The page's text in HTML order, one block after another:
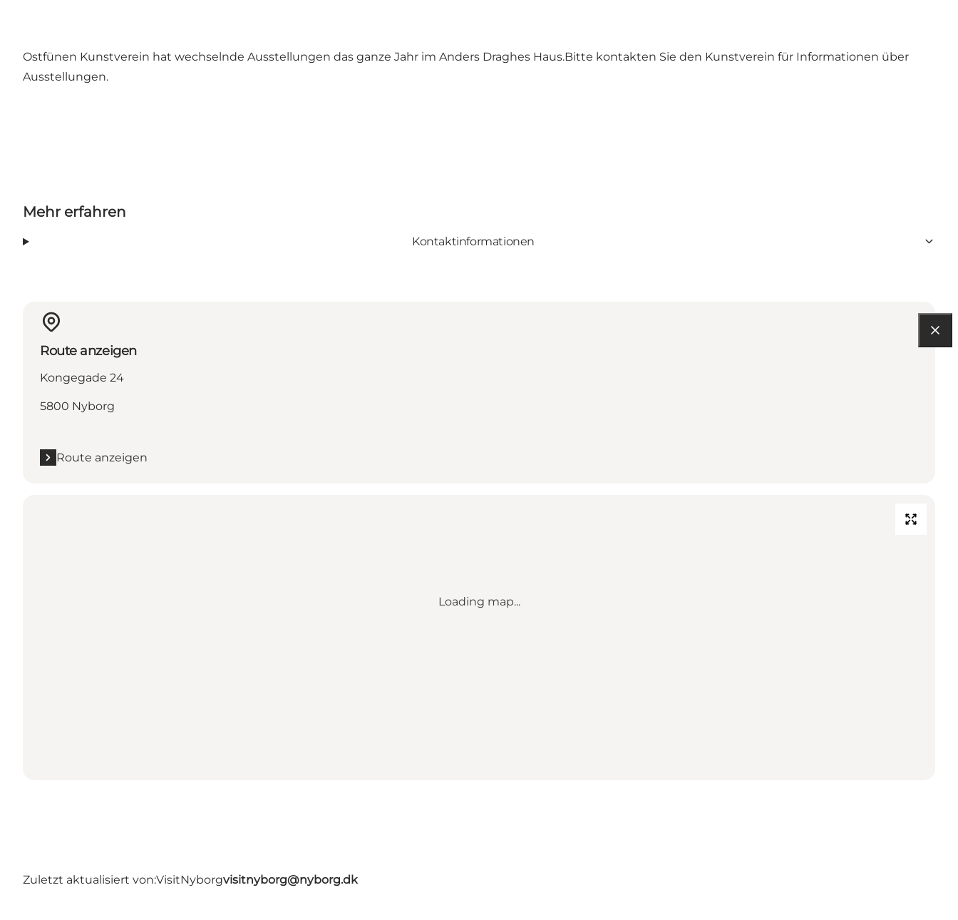
Ostfünen Kunstverein hat wechselnde Ausstellungen das ganze Jahr im Anders Draghes Haus.Bitte kontakten Sie den Kunstverein für Informationen über
Ausstellungen.
Mehr erfahren
Kontaktinformationen
Route anzeigen
Kongegade 24
5800 Nyborg
Route anzeigen
Loading map...
Zuletzt aktualisiert von:VisitNyborgvisitnyborg@nyborg.dk